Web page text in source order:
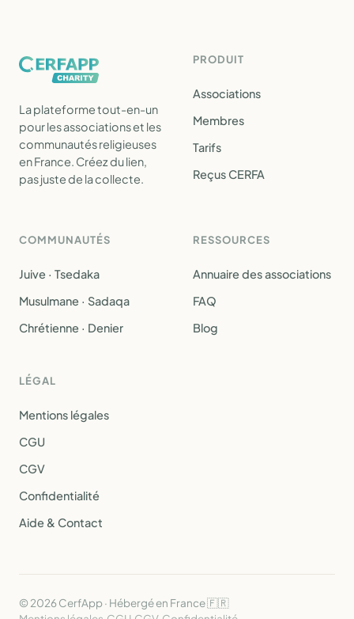
La plateforme tout-en-un
pour les associations et les
communautés religieuses
en France. Créez du lien,
pas juste de la collecte.
PRODUIT
Associations
Membres
Tarifs
Reçus CERFA
COMMUNAUTÉS
Juive · Tsedaka
Musulmane · Sadaqa
Chrétienne · Denier
RESSOURCES
Annuaire des associations
FAQ
Blog
LÉGAL
Mentions légales
CGU
CGV
Confidentialité
Aide & Contact
© 2026 CerfApp · Hébergé en France 🇫🇷